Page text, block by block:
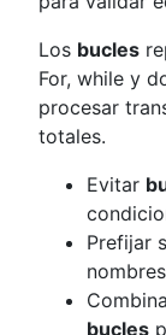
Los bucles
For, while y
procesar
totales.
Evitar
Prefijar
bucles